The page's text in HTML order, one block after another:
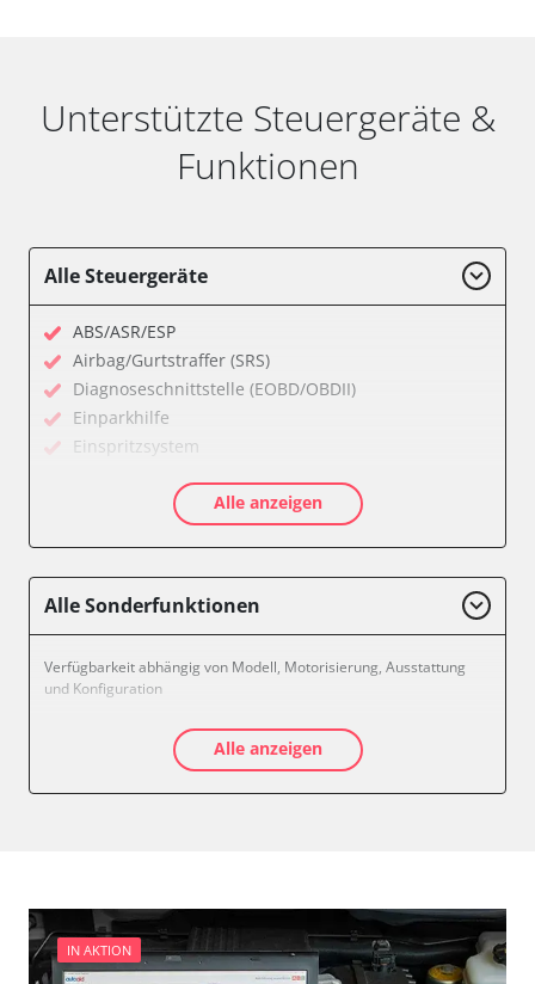
Unterstützte Steuergeräte &
Funktionen
Alle Steuergeräte
ABS/ASR/ESP
Airbag/Gurtstraffer (SRS)
Diagnoseschnittstelle (EOBD/OBDII)
Einparkhilfe
Einspritzsystem
Getriebesteuerung
Informationsanzeige
Leuchtweitenregulierung (LWR)
Nachrichtenzentrale
Schlüssellose Fernbedienung
Seitenhinderniserkennung links (SODL)
Sitzelektronik Fahrer
Türsteuergerät vorne links
Verfügbarkeit abhängig von Modell, Motorisierung, Ausstattung
und Konfiguration
Alle anzeigen
Alle Sonderfunktionen
Verfügbarkeit abhängig von Modell, Motorisierung, Ausstattung
und Konfiguration
Alle anzeigen
IN AKTION